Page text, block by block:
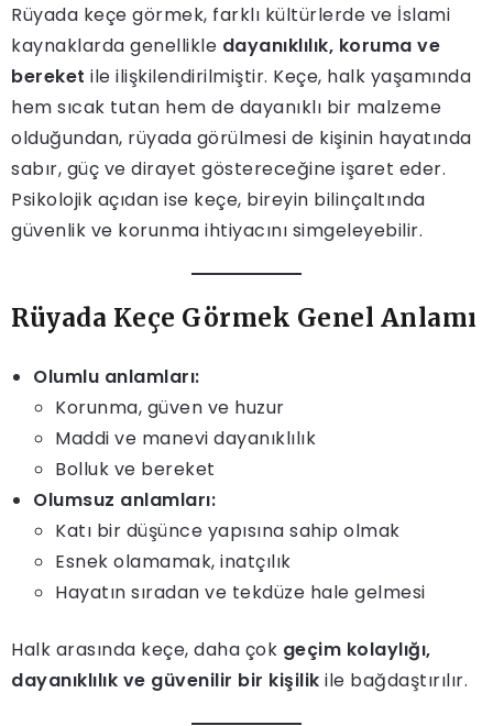
Rüyada keçe görmek, farklı kültürlerde ve İslami
kaynaklarda genellikle dayanıklılık, koruma ve
bereket ile ilişkilendirilmiştir. Keçe, halk yaşamında
hem sıcak tutan hem de dayanıklı bir malzeme
olduğundan, rüyada görülmesi de kişinin hayatında
sabır, güç ve dirayet göstereceğine işaret eder.
Psikolojik açıdan ise keçe, bireyin bilinçaltında
güvenlik ve korunma ihtiyacını simgeleyebilir.
Rüyada Keçe Görmek Genel Anlamı
Olumlu anlamları:
Korunma, güven ve huzur
Maddi ve manevi dayanıklılık
Bolluk ve bereket
Olumsuz anlamları:
Katı bir düşünce yapısına sahip olmak
Esnek olamamak, inatçılık
Hayatın sıradan ve tekdüze hale gelmesi
Halk arasında keçe, daha çok geçim kolaylığı,
dayanıklılık ve güvenilir bir kişilik ile bağdaştırılır.